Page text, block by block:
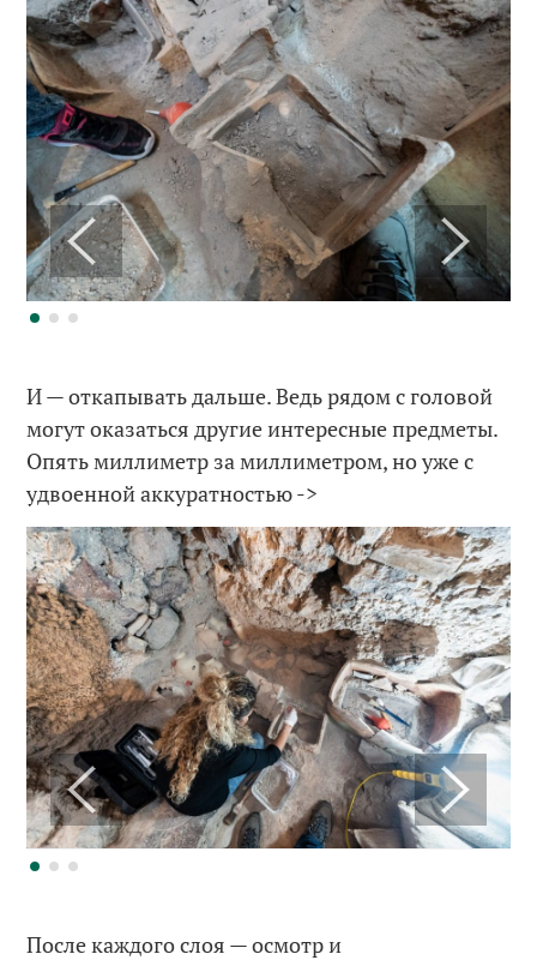
И — откапывать дальше. Ведь рядом с головой
могут оказаться другие интересные предметы.
Опять миллиметр за миллиметром, но уже с
удвоенной аккуратностью ->
После каждого слоя — осмотр и